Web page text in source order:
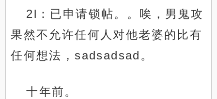
2l：已申请锁帖。。唉，男鬼攻
果然不允许任何人对他老婆的比有
任何想法，sadsadsad。
十年前。